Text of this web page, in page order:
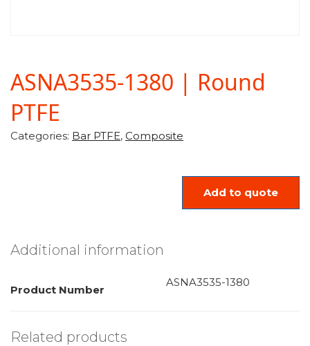
ASNA3535-1380 | Round
PTFE
Categories: Bar PTFE, Composite
Add to quote
Additional information
Product Number
ASNA3535-1380
Related products